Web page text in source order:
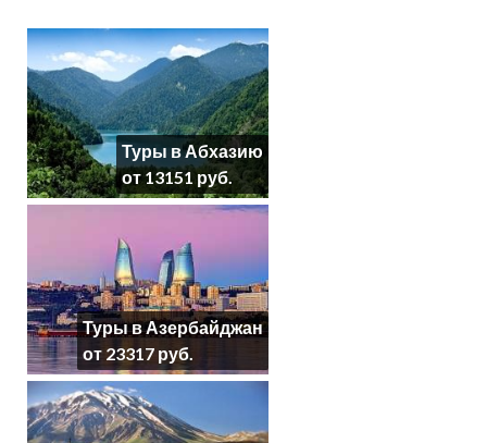
Туры в Абхазию
от 13151 руб.
Туры в Азербайджан
от 23317 руб.